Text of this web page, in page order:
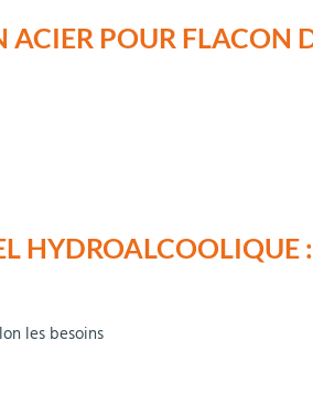
POUR FLACON
HYDROALCOOLIQUE :
les besoins